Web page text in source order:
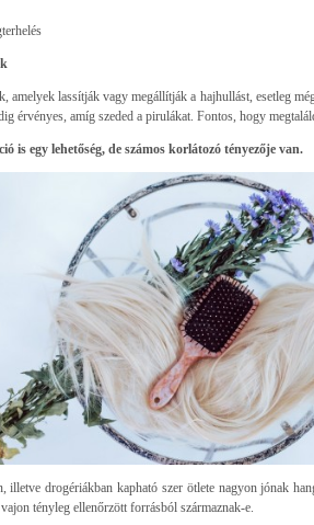
amelyek lassítják vagy megállítják a hajhullást, esetleg
érvényes, amíg szeded a pirulákat. Fontos, hogy
is egy lehetőség, de számos korlátozó tényezője van.
illetve drogériákban kapható szer ötlete nagyon jónak
vajon tényleg ellenőrzött forrásból származnak-e.